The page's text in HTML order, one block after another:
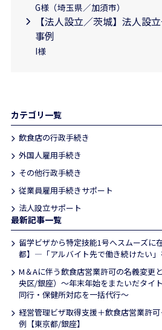
G様（埼玉県／加須市）
【法人設立／茨城】法人設
事例
I様
カテゴリ一覧
飲食店の行政手続き
外国人雇用手続き
その他行政手続き
従業員雇用手続きサポート
法人設立サポート
最新記事一覧
留学ビザから特定技能1号へスムーズに
都】―「アルバイト先で働き続けたい
M＆Aに伴う飲食店営業許可の名義変更
央区/銀座）〜年末年始をまたいだタイ
同行・保健所対応を一括代行〜
経営管理ビザ取得支援＋飲食店営業許
例【東京都/銀座】